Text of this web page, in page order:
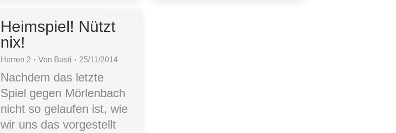
Heimspiel! Nützt
nix!
Herren 2 Von Basti 25/11/2014
Nachdem das letzte
Spiel gegen Mörlenbach
nicht so gelaufen ist, wie
wir uns das vorgestellt